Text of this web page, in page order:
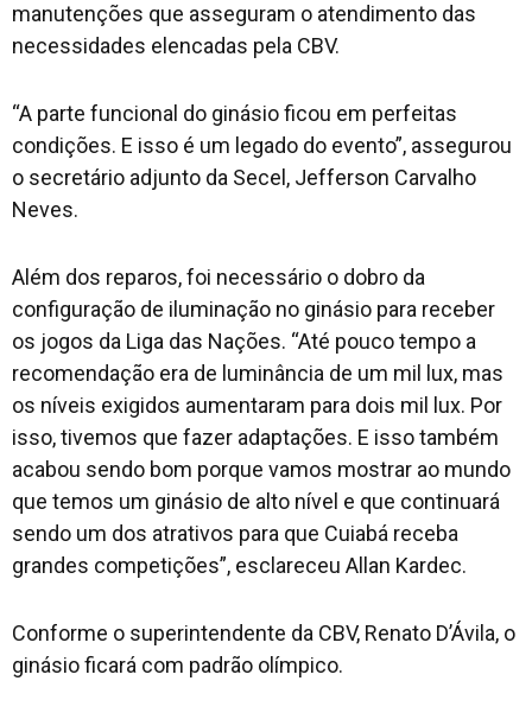
manutenções que asseguram o atendimento das
necessidades elencadas pela CBV.
“A parte funcional do ginásio ficou em perfeitas
condições. E isso é um legado do evento”, assegurou
o secretário adjunto da Secel, Jefferson Carvalho
Neves.
Além dos reparos, foi necessário o dobro da
configuração de iluminação no ginásio para receber
os jogos da Liga das Nações. “Até pouco tempo a
recomendação era de luminância de um mil lux, mas
os níveis exigidos aumentaram para dois mil lux. Por
isso, tivemos que fazer adaptações. E isso também
acabou sendo bom porque vamos mostrar ao mundo
que temos um ginásio de alto nível e que continuará
sendo um dos atrativos para que Cuiabá receba
grandes competições”, esclareceu Allan Kardec.
Conforme o superintendente da CBV, Renato D’Ávila, o
ginásio ficará com padrão olímpico.